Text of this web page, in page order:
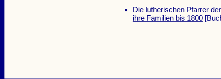
Die lutherischen Pfarrer
ihre Familien bis 1800